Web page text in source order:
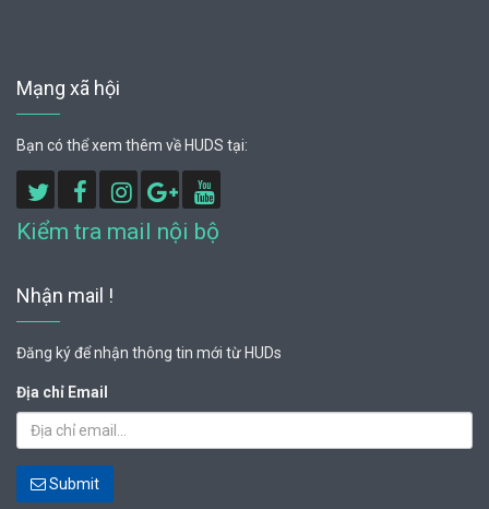
Mạng xã hội
Bạn có thể xem thêm về HUDS tại:
Kiểm tra mail nội bộ
Nhận mail !
Đăng ký để nhận thông tin mới từ HUDs
Địa chỉ Email
Submit